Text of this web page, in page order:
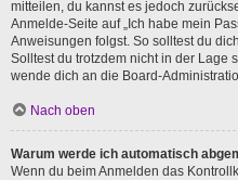
mitteilen, du kannst es jedoch
Anmelde-Seite auf „Ich habe mein
Anweisungen folgst. So solltest du
Solltest du trotzdem nicht in der Lage
wende dich an die Board-
Nach oben
Warum werde ich automatisch
Wenn du beim Anmelden das